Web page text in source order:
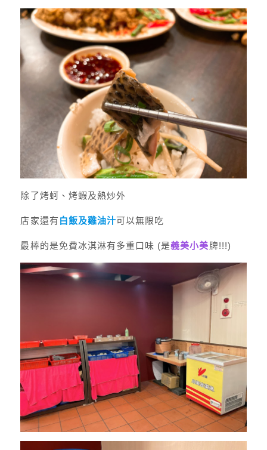
除了烤蚵、烤蝦及熱炒外
店家還有 白飯及雞油汁可以無限吃
最棒的是免費冰淇淋有多重口味 (是義美小美牌!!!)